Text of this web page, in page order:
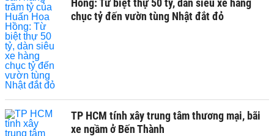
Hồng: Từ biệt thự 50 tỷ, dàn siêu xe hàng
chục tỷ đến vườn tùng Nhật đắt đỏ
TP HCM tính xây trung tâm thương mại, bãi
xe ngầm ở Bến Thành